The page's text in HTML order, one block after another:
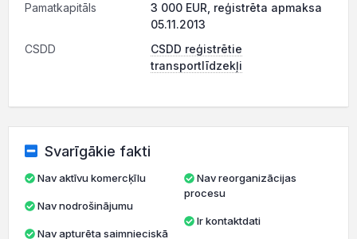
Pamatkapitāls
3 000 EUR, reģistrēta apmaksa
05.11.2013
CSDD
CSDD reģistrētie
transportlīdzekļi
Svarīgākie fakti
Nav aktīvu komercķīlu
Nav nodrošinājumu
Nav reorganizācijas
procesu
Ir kontaktdati